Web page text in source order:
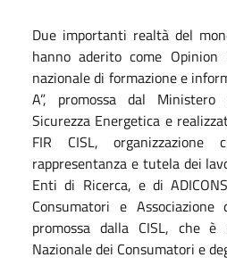
Due importanti realtà del
hanno aderito come Opinion
nazionale di formazione e
A”, promossa dal
Sicurezza Energetica e
FIR CISL,
rappresentanza e tutela dei
Enti di Ricerca, e di
Consumatori e Associazione
promossa dalla CISL, che è
Nazionale dei Consumatori e